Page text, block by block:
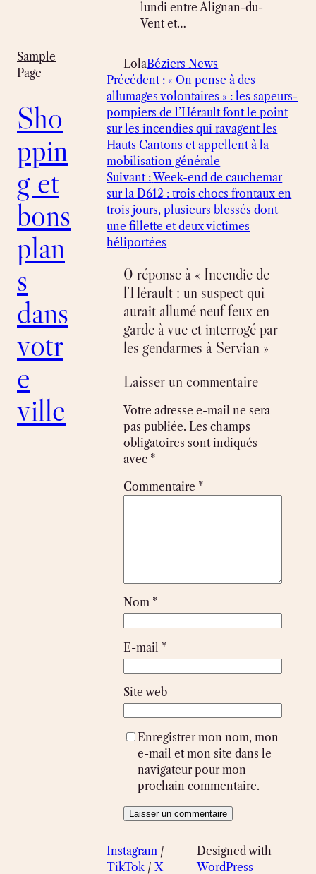
Sample
Page
Sho
ppin
g et
bons
plan
s
dans
votr
e
ville
lundi entre Alignan-du-
Vent et…
LolaBéziers News
Précédent : « On pense à des
allumages volontaires » : les sapeurs-
pompiers de l’Hérault font le point
sur les incendies qui ravagent les
Hauts Cantons et appellent à la
mobilisation générale
Suivant :Week-end de cauchemar
sur la D612 : trois chocs frontaux en
trois jours, plusieurs blessés dont
une fillette et deux victimes
héliportées
0 réponse à « Incendie de
l’Hérault : un suspect qui
aurait allumé neuf feux en
garde à vue et interrogé par
les gendarmes à Servian »
Laisser un commentaire
Votre adresse e-mail ne sera
pas publiée. Les champs
obligatoires sont indiqués
avec *
Commentaire *
Nom *
E-mail *
Site web
Enregistrer mon nom, mon
e-mail et mon site dans le
navigateur pour mon
prochain commentaire.
Instagram /
TikTok/X
Designed with
WordPress